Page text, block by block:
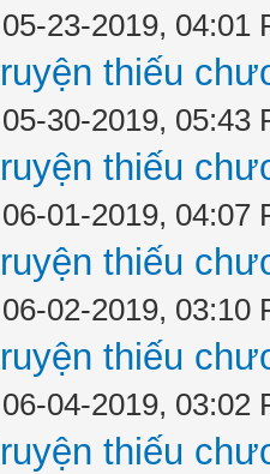
23-2019, 04:01
thiếu
30-2019, 05:43
thiếu
01-2019, 04:07
thiếu
02-2019, 03:10
thiếu
04-2019, 03:02
thiếu